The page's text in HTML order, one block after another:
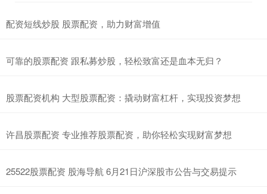
配资短线炒股 股票配资，助力财富增值
可靠的股票配资 跟私募炒股，轻松致富还是血本无归？
股票配资机构 大型股票配资：撬动财富杠杆，实现投资梦想
许昌股票配资 专业推荐股票配资，助你轻松实现财富梦想
25522股票配资 股海导航 6月21日沪深股市公告与交易提示